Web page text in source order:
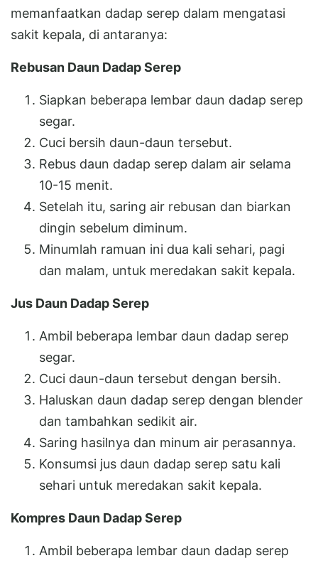
memanfaatkan dadap serep dalam mengatasi
sakit kepala, di antaranya:
Rebusan Daun Dadap Serep
Siapkan beberapa lembar daun dadap serep
segar.
Cuci bersih daun-daun tersebut.
Rebus daun dadap serep dalam air selama
10-15 menit.
Setelah itu, saring air rebusan dan biarkan
dingin sebelum diminum.
Minumlah ramuan ini dua kali sehari, pagi
dan malam, untuk meredakan sakit kepala.
Jus Daun Dadap Serep
Ambil beberapa lembar daun dadap serep
segar.
Cuci daun-daun tersebut dengan bersih.
Haluskan daun dadap serep dengan blender
dan tambahkan sedikit air.
Saring hasilnya dan minum air perasannya.
Konsumsi jus daun dadap serep satu kali
sehari untuk meredakan sakit kepala.
Kompres Daun Dadap Serep
Ambil beberapa lembar daun dadap serep